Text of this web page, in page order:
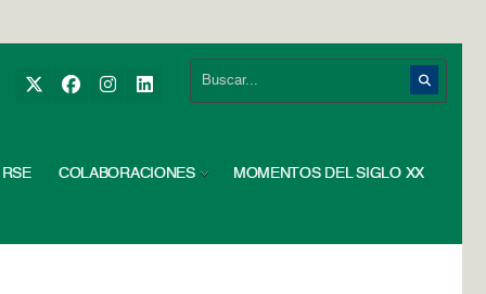
RSE COLABORACIONES MOMENTOS DEL SIGLO XX